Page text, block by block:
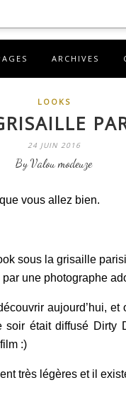
ARCHIVES
LOOKS
24 JUIN 2016
By Valou modeuze
vous allez bien.
sous la grisaille
une photographe
aujourd’hui,
soir était diffusé Dirty
:)
très légères et il